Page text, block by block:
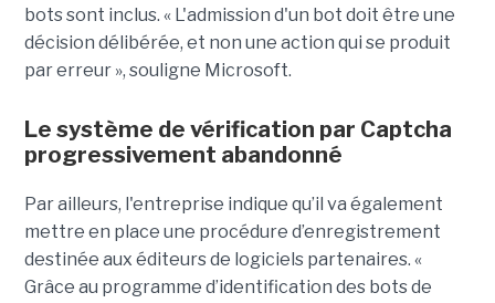
bots sont inclus. « L'admission d'un bot doit être une
décision délibérée, et non une action qui se produit
par erreur », souligne Microsoft.
Le système de vérification par Captcha
progressivement abandonné
Par ailleurs, l'entreprise indique qu’il va également
mettre en place une procédure d’enregistrement
destinée aux éditeurs de logiciels partenaires. «
Grâce au programme d’identification des bots de